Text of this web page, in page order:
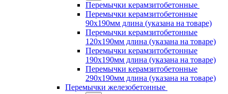
Перемычки керамзитобетонные
Перемычки керамзитобетонные
90x190мм длина (указана на товаре)
Перемычки керамзитобетонные
120x190мм длина (указана на товаре)
Перемычки керамзитобетонные
190x190мм длина (указана на товаре)
Перемычки керамзитобетонные
290x190мм длина (указана на товаре)
Перемычки железобетонные